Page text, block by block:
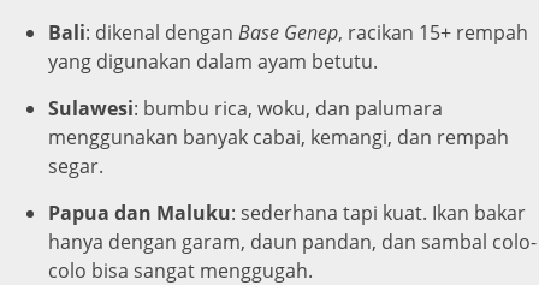
Bali: dikenal dengan Base Genep, racikan 15+ rempah
yang digunakan dalam ayam betutu.
Sulawesi: bumbu rica, woku, dan palumara
menggunakan banyak cabai, kemangi, dan rempah
segar.
Papua dan Maluku: sederhana tapi kuat. Ikan bakar
hanya dengan garam, daun pandan, dan sambal colo-
colo bisa sangat menggugah.